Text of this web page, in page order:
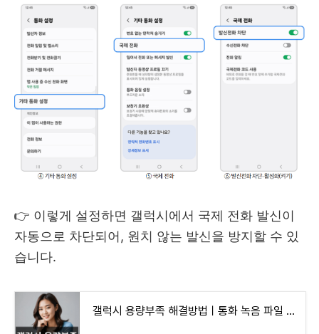
👉 이렇게 설정하면 갤럭시에서 국제 전화 발신이
자동으로 차단되어, 원치 않는 발신을 방지할 수 있
습니다.
갤럭시 용량부족 해결방법ㅣ통화 녹음 파일 삭제